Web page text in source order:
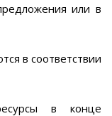
или в
в соответствии
в конце